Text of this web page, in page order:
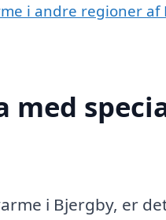
i andre regioner af
med
i Bjergby, er